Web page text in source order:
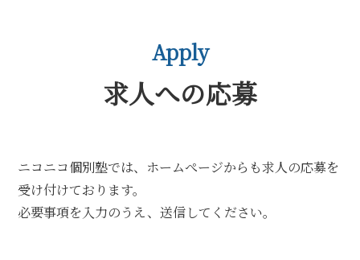
求人への応募
ニコニコ個別塾では、ホームぺージからも求人の応募を
受け付けております。
必要事項を入力のうえ、送信してください。